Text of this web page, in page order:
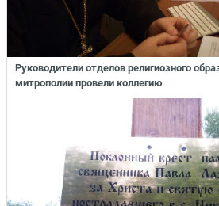
Руководители отделов религиозного
митрополии провели коллегию